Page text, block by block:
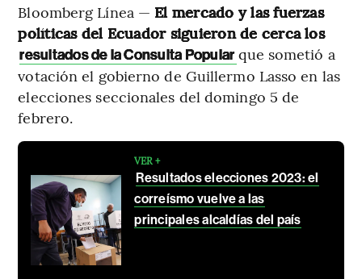
Bloomberg Línea — El mercado y las fuerzas
políticas del Ecuador siguieron de cerca los
resultados de la Consulta Popular que sometió a
votación el gobierno de Guillermo Lasso en las
elecciones seccionales del domingo 5 de
febrero.
VER +
Resultados elecciones 2023: el
correísmo vuelve a las
principales alcaldías del país